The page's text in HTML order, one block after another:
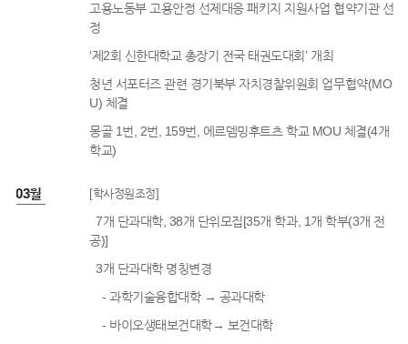
고용노동부 고용안정 선제대응 패키지 지원사업 협약기관 선
정
‘제2회 신한대학교 총장기 전국 태권도대회’ 개최
청년 서포터즈 관련 경기북부 자치경찰위원회 업무협약(MO
U) 체결
몽골 1번, 2번, 159번, 에르뎀밍후트츠 학교 MOU 체결(4개
학교)
03월 [학사정원조정]
7개 단과대학, 38개 단위모집[35개 학과, 1개 학부(3개 전
공)]
3개 단과대학 명칭변경
- 과학기술융합대학 → 공과대학
- 바이오생태보건대학→ 보건대학